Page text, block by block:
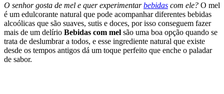
O senhor gosta de mel e quer experimentarbebidas com ele? O mel
é um edulcorante natural que pode acompanhar diferentes bebidas
alcoólicas que são suaves, sutis e doces, por isso conseguem fazer
mais de um delírio Bebidas com mel são uma boa opção quando se
trata de deslumbrar a todos, e esse ingrediente natural que existe
desde os tempos antigos dá um toque perfeito que enche o paladar
de sabor.